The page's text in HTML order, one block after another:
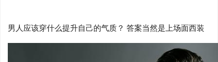
男人应该穿什么提升自己的气质？ 答案当然是上场面西装